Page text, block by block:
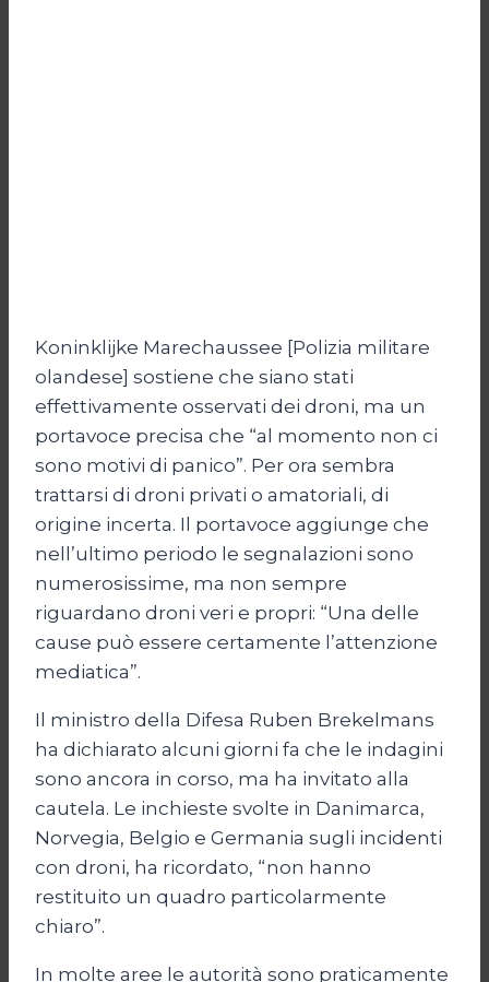
Koninklijke Marechaussee [Polizia militare
olandese] sostiene che siano stati
effettivamente osservati dei droni, ma un
portavoce precisa che “al momento non ci
sono motivi di panico”. Per ora sembra
trattarsi di droni privati o amatoriali, di
origine incerta. Il portavoce aggiunge che
nell’ultimo periodo le segnalazioni sono
numerosissime, ma non sempre
riguardano droni veri e propri: “Una delle
cause può essere certamente l’attenzione
mediatica”.
Il ministro della Difesa Ruben Brekelmans
ha dichiarato alcuni giorni fa che le indagini
sono ancora in corso, ma ha invitato alla
cautela. Le inchieste svolte in Danimarca,
Norvegia, Belgio e Germania sugli incidenti
con droni, ha ricordato, “non hanno
restituito un quadro particolarmente
chiaro”.
In molte aree le autorità sono praticamente